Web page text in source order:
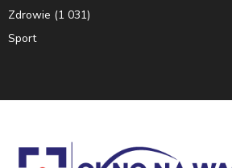
Zdrowie (1 031)
Sport